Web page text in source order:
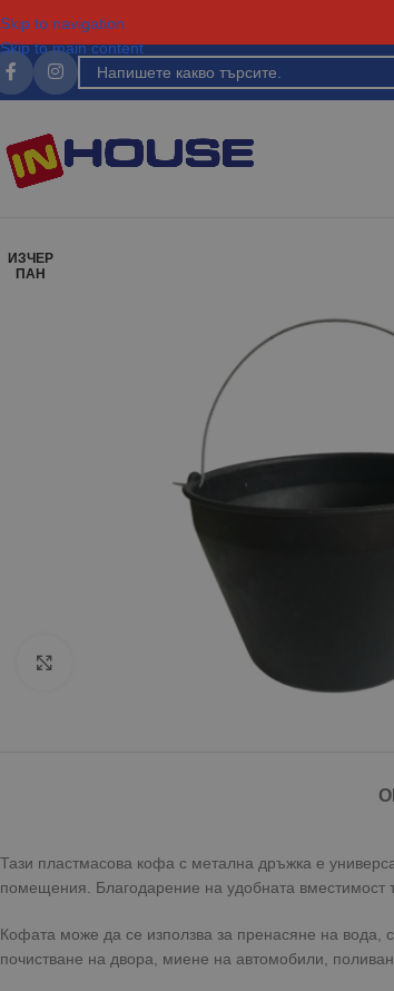
Skip to navigation
Skip to main content
ИЗЧЕР
ПАН
Тази пластмасова кофа с метална дръжка е
помещения. Благодарение на удобната вместимост
Кофата може да се използва за пренасяне на вода,
почистване на двора, миене на автомобили,